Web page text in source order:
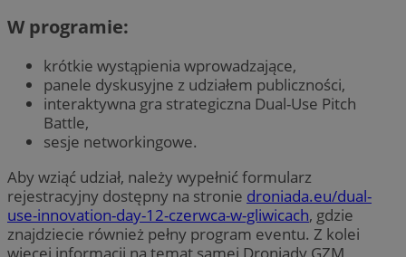
W programie:
krótkie wystąpienia wprowadzające,
panele dyskusyjne z udziałem publiczności,
interaktywna gra strategiczna Dual-Use Pitch
Battle,
sesje networkingowe.
Aby wziąć udział, należy wypełnić formularz
rejestracyjny dostępny na stronie droniada.eu/dual-
use-innovation-day-12-czerwca-w-gliwicach, gdzie
znajdziecie również pełny program eventu. Z kolei
więcej informacji na temat samej Droniady GZM